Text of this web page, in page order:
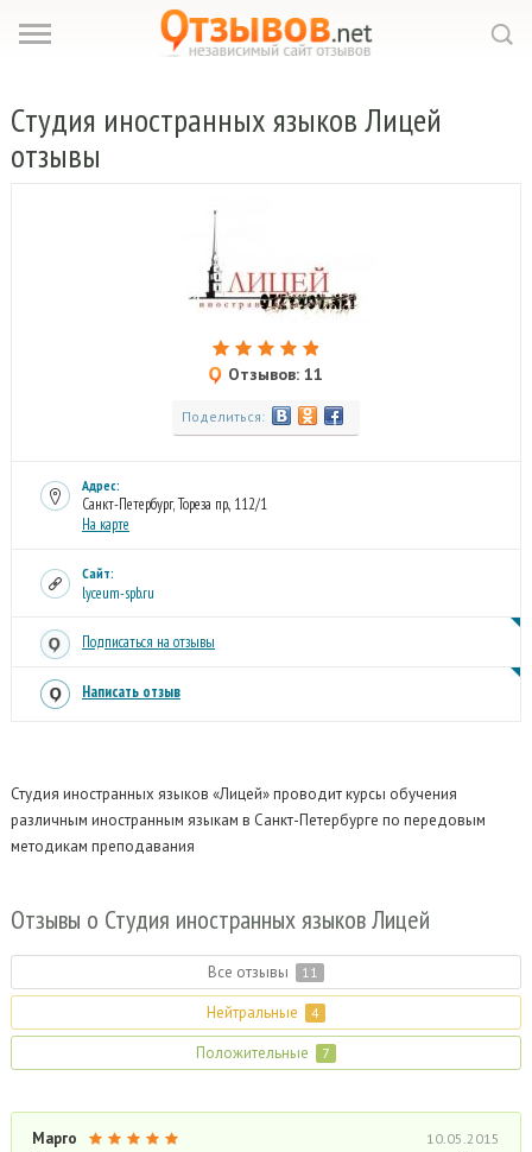
Студия иностранных языков Лицей
отзывы
Отзывов: 11
Поделиться:
Адрес:
Санкт-Петербург, Тореза пр., 112/1
На карте
Сайт:
lyceum-spb.ru
Подписаться на отзывы
Написать отзыв
Студия иностранных языков «Лицей» проводит курсы обучения
различным иностранным языкам в Санкт-Петербурге по передовым
методикам преподавания
Отзывы о Студия иностранных языков Лицей
Все отзывы 11
Нейтральные 4
Положительные 7
Марго 10.05.2015